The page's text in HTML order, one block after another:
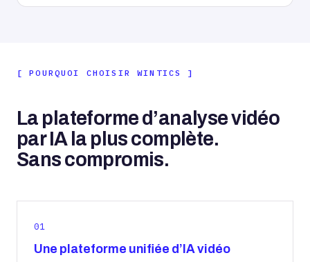
POURQUOI CHOISIR WINTICS
La plateforme d’analyse vidéo
par IA la plus complète.
Sans compromis.
01
Une plateforme unifiée d’IA vidéo